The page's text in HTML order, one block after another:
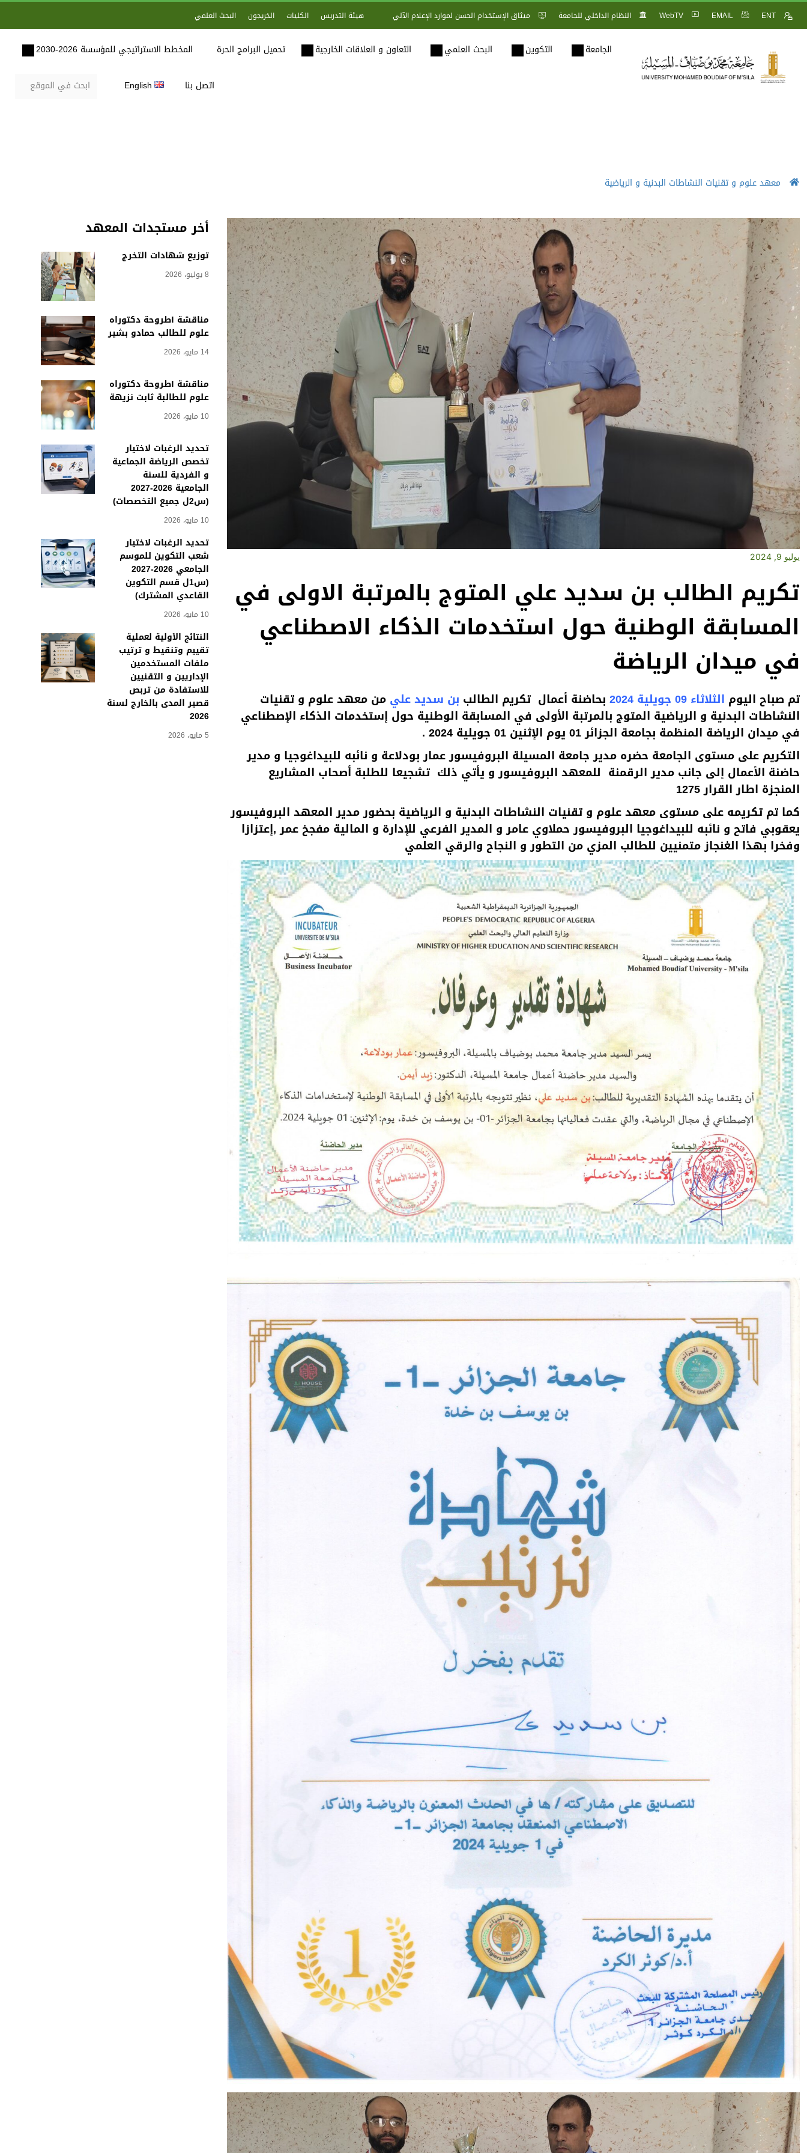
ENT
EMAIL
WebTV النظام الداخلي للجامعة ميثاق الإستخدام الحسن لموارد الإعلام الآلي هيئة التدريس الكليات الخريجون البحث العلمي
الجامعة التكوين البحث العلمي التعاون و العلاقات الخارجية تحميل البرامج الحرة المخطط الاستراتيجي للمؤسسة 2026-2030
اتصل بنا English
معهد علوم و تقنيات النشاطات البدنية و الرياضية
أخر مستجدات المعهد
توزيع شهادات التخرج
8 يوليو، 2026
مناقشة أطروحة دكتوراه
علوم للطالب حمادو بشير
14 مايو، 2026
مناقشة أطروحة دكتوراه
علوم للطالبة ثابت نزيهة
10 مايو، 2026
تحديد الرغبات لاختيار
تخصص الرياضة الجماعية
و الفردية للسنة
الجامعية 2026-2027
(س2ل جميع التخصصات)
10 مايو، 2026
تحديد الرغبات لاختيار
شعب التكوين للموسم
الجامعي 2026-2027
(س1ل قسم التكوين
القاعدي المشترك)
10 مايو، 2026
النتائج الأولية لعملية
تقييم وتنقيط و ترتيب
ملفات المستخدمين
الإداريين و التقنيين
للاستفادة من تربص
قصير المدى بالخارج لسنة
2026
5 مايو، 2026
يوليو 9, 2024
تكريم الطالب بن سديد علي المتوج بالمرتبة الاولى في
المسابقة الوطنية حول استخدمات الذكاء الاصطناعي
في ميدان الرياضة
تم صباح اليوم الثلاثاء 09 جويلية 2024 بحاضنة أعمال تكريم الطالب بن سديد علي من معهد علوم و تقنيات
النشاطات البدنية و الرياضية المتوج بالمرتبة الأولى في المسابقة الوطنية حول إستخدمات الذكاء الإصطناعي
في ميدان الرياضة المنظمة بجامعة الجزائر 01 يوم الإثنين 01 جويلية 2024 .
التكريم على مستوى الجامعة حضره مدير جامعة المسيلة البروفيسور عمار بودلاعة و نائبه للبيداغوجيا و مدير
حاضنة الأعمال إلى جانب مدير الرقمنة للمعهد البروفيسور و يأتي ذلك تشجيعا للطلبة أصحاب المشاريع
المنجزة اطار القرار 1275
كما تم تكريمه على مستوى معهد علوم و تقنيات النشاطات البدنية و الرياضية بحضور مدير المعهد البروفيسور
يعقوبي فاتح و نائبه للبيداغوجيا البروفيسور حملاوي عامر و المدير الفرعي للإدارة و المالية مفجخ عمر ,إعتزازا
وفخرا بهذا الغنجاز متمنيين للطالب المزي من التطور و النجاح والرقي العلمي